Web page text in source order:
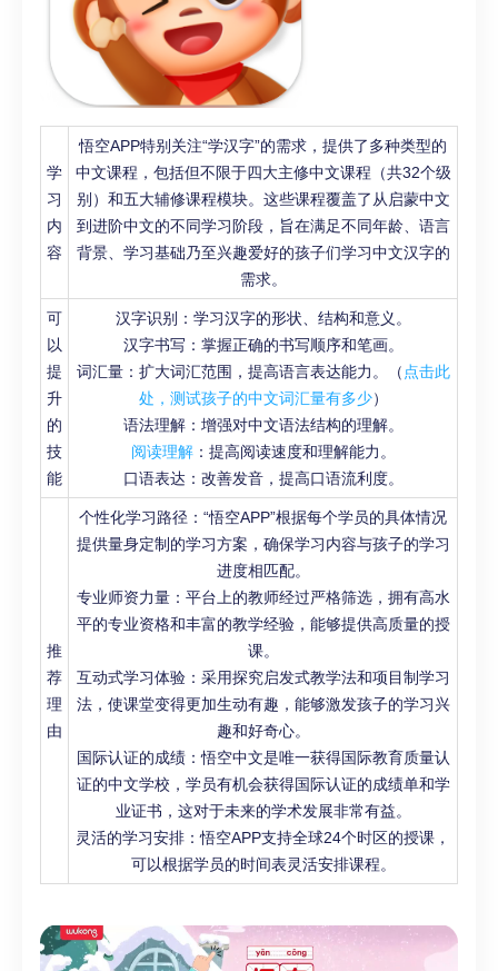
学
习
内
容
悟空APP特别关注“学汉字”的需求，提供了多种类型的
中文课程，包括但不限于四大主修中文课程（共32个级
别）和五大辅修课程模块。这些课程覆盖了从启蒙中文
到进阶中文的不同学习阶段，旨在满足不同年龄、语言
背景、学习基础乃至兴趣爱好的孩子们学习中文汉字的
需求。
可
以
提
升
的
技
能
汉字识别：学习汉字的形状、结构和意义。
汉字书写：掌握正确的书写顺序和笔画。
词汇量：扩大词汇范围，提高语言表达能力。（ 点击此
处，测试孩子的中文词汇量有多少）
语法理解：增强对中文语法结构的理解。
阅读理解：提高阅读速度和理解能力。
口语表达：改善发音，提高口语流利度。
推
荐
理
由
个性化学习路径：“悟空APP”根据每个学员的具体情况
提供量身定制的学习方案，确保学习内容与孩子的学习
进度相匹配。
专业师资力量：平台上的教师经过严格筛选，拥有高水
平的专业资格和丰富的教学经验，能够提供高质量的授
课。
互动式学习体验：采用探究启发式教学法和项目制学习
法，使课堂变得更加生动有趣，能够激发孩子的学习兴
趣和好奇心。
国际认证的成绩：悟空中文是唯一获得国际教育质量认
证的中文学校，学员有机会获得国际认证的成绩单和学
业证书，这对于未来的学术发展非常有益。
灵活的学习安排：悟空APP支持全球24个时区的授课，
可以根据学员的时间表灵活安排课程。